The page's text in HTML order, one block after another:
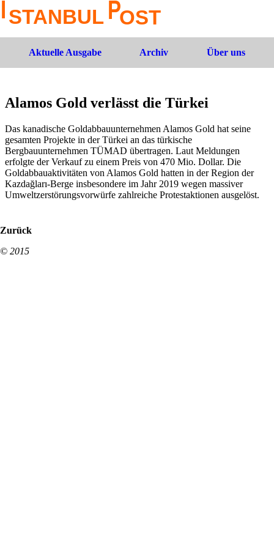
Aktuelle Ausgabe Archiv Über uns
Alamos Gold verlässt die Türkei
Das kanadische Goldabbauunternehmen Alamos Gold hat seine
gesamten Projekte in der Türkei an das türkische
Bergbauunternehmen TÜMAD übertragen. Laut Meldungen
erfolgte der Verkauf zu einem Preis von 470 Mio. Dollar. Die
Goldabbauaktivitäten von Alamos Gold hatten in der Region der
Kazdağları-Berge insbesondere im Jahr 2019 wegen massiver
Umweltzerstörungsvorwürfe zahlreiche Protestaktionen ausgelöst.
Zurück
© 2015